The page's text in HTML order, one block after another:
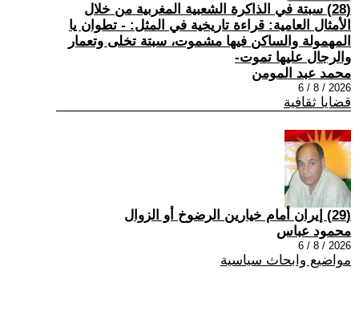
(28) سبتة في الذاكرة الشعبية المغربية من خلال
الأمثال العامية: قراءة تاريخية في المثل: - تطوان يا
المهمولة والساكن فيها مشموت، سبتة تخلى وتعمار
والرجال عليها تموت-
محمد عبد المومن
2026 / 8 / 6
قضايا ثقافية
(29) إيران أمام خيارين الرضوخ أو الزوال
محمود عباس
2026 / 8 / 6
مواضيع وابحاث سياسية